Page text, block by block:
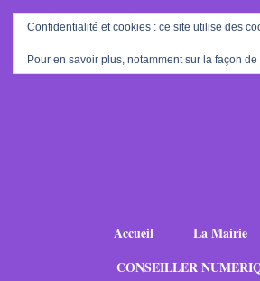
Accueil La Mairie
CONSEILLER
Confidentialité et cookies : ce site utilise des
Pour en savoir plus, notamment sur la façon